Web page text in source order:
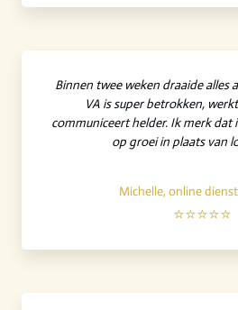
Binnen twee weken draaide alles
VA is super betrokken,
communiceert helder. Ik merk dat
op groei in plaats van
Michelle, online
⭐⭐⭐⭐⭐